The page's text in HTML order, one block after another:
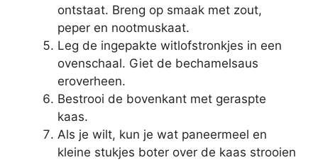
ontstaat. Breng op smaak met zout,
peper en nootmuskaat.
Leg de ingepakte witlofstronkjes in een
ovenschaal. Giet de bechamelsaus
eroverheen.
Bestrooi de bovenkant met geraspte
kaas.
Als je wilt, kun je wat paneermeel en
kleine stukjes boter over de kaas strooien